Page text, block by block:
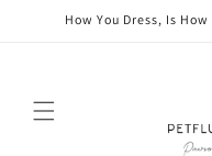
vidareHow You Dress, Is